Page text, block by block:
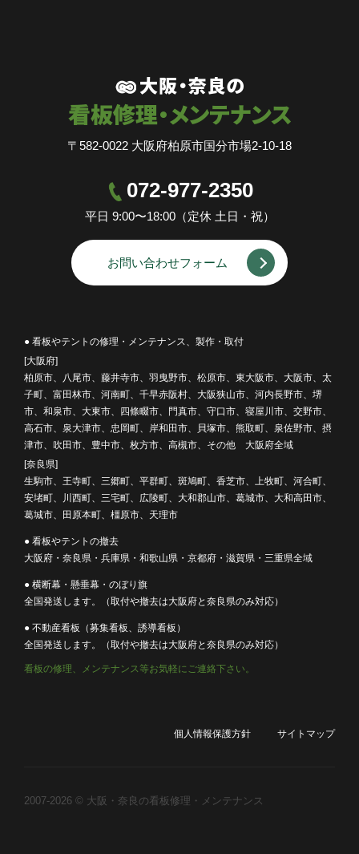
〒582-0022 大阪府柏原市国分市場2-10-18
072-977-2350
平日 9:00〜18:00（定休 土日・祝）
お問い合わせフォーム
● 看板やテントの修理・メンテナンス、製作・取付
[大阪府]
柏原市、八尾市、藤井寺市、羽曳野市、松原市、東大阪市、大阪市、太
子町、富田林市、河南町、千早赤阪村、大阪狭山市、河内長野市、堺
市、和泉市、大東市、四條畷市、門真市、守口市、寝屋川市、交野市、
高石市、泉大津市、忠岡町、岸和田市、貝塚市、熊取町、泉佐野市、摂
津市、吹田市、豊中市、枚方市、高槻市、その他 大阪府全域
[奈良県]
生駒市、王寺町、三郷町、平群町、斑鳩町、香芝市、上牧町、河合町、
安堵町、川西町、三宅町、広陵町、大和郡山市、葛城市、大和高田市、
葛城市、田原本町、橿原市、天理市
● 看板やテントの撤去
大阪府・奈良県・兵庫県・和歌山県・京都府・滋賀県・三重県全域
● 横断幕・懸垂幕・のぼり旗
全国発送します。（取付や撤去は大阪府と奈良県のみ対応）
● 不動産看板（募集看板、誘導看板）
全国発送します。（取付や撤去は大阪府と奈良県のみ対応）
看板の修理、メンテナンス等お気軽にご連絡下さい。
個人情報保護方針 サイトマップ
2007-2026 © 大阪・奈良の看板修理・メンテナンス